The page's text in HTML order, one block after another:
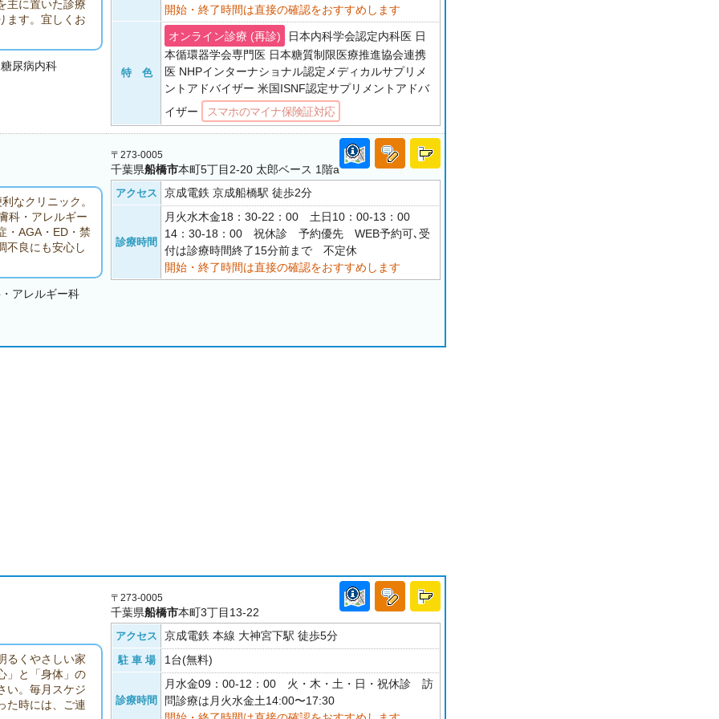
主に置いた診療
ます。宜しくお
尿病内科
開始・終了時間は直接の確認をおすすめします
特 色
オンライン診療 (再診)
日本内科学会認定内科医 日
本循環器学会専門医 日本糖質制限医療推進協会連携
医 NHPインターナショナル認定メディカルサプリメ
ントアドバイザー 米国ISNF認定サプリメントアドバ
イザー
スマホのマイナ保険証対応
なクリニック。
科・アレルギー
・AGA・ED・禁
不良にも安心し
アレルギー科
〒273-0005
千葉県船橋市本町5丁目2-20 太郎ベース 1階a
アクセス 京成電鉄 京成船橋駅 徒歩2分
診療時間
月火水木金18：30-22：00 土日10：00-13：00
14：30-18：00 祝休診 予約優先 WEB予約可､受
付は診療時間終了15分前まで 不定休
開始・終了時間は直接の確認をおすすめします
るくやさしい家
」と「身体」の
い。毎月スケジ
た時には、ご連
〒273-0005
千葉県船橋市本町3丁目13-22
アクセス 京成電鉄 本線 大神宮下駅 徒歩5分
駐 車 場 1台(無料)
診療時間
月水金09：00-12：00 火・木・土・日・祝休診 訪
問診療は月火水金土14:00〜17:30